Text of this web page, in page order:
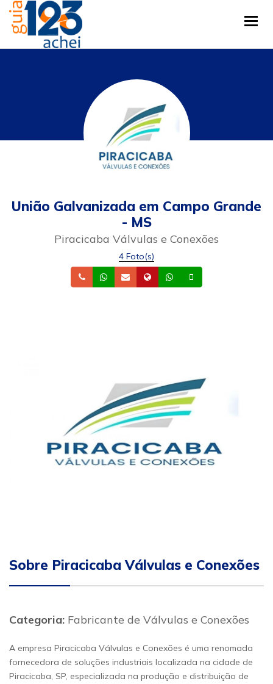
União Galvanizada em Campo Grande
- MS
Piracicaba Válvulas e Conexões
4 Foto(s)
TelefoneWhatsapp
Email Site Whatsapp
Sobre Piracicaba Válvulas e Conexões
Categoria: Fabricante de Válvulas e Conexões
A empresa Piracicaba Válvulas e Conexões é uma renomada
fornecedora de soluções industriais localizada na cidade de
Piracicaba, SP, especializada na produção e distribuição de